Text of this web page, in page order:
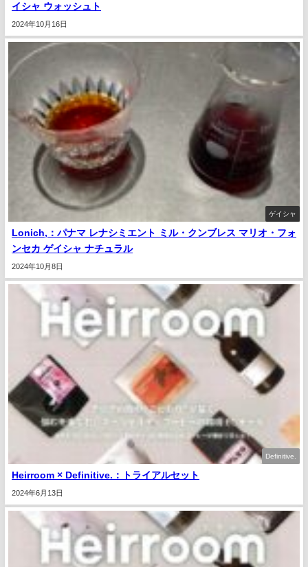
イシャ ウォッシュト
2024年10月16日
ゲイシャ
Lonich,：パナマ レナシミエント ミル・クンブレス マリオ・フォ
ンセカ ゲイシャ ナチュラル
2024年10月8日
Definitive.
Heirroom × Definitive.：トライアルセット
2024年6月13日